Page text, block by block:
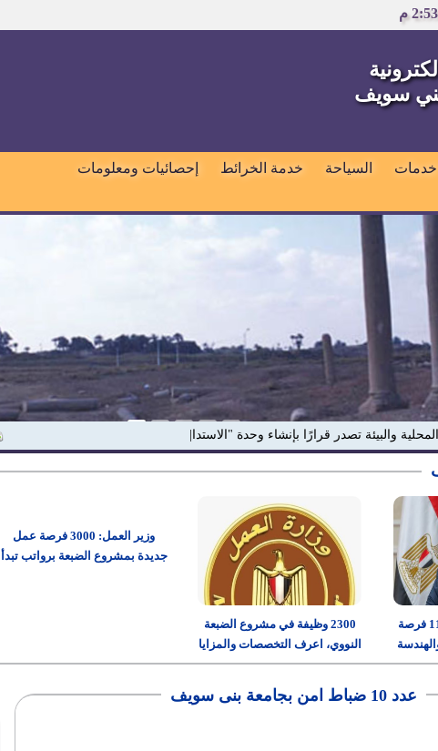
سويف
خدمات السياحة خدمة الخرائط إحصائيات ومعلومات
والبيئة تصدر قرارًا بإنشاء وحدة "الاستدامة والمسئولي|
وزير العمل يعلن عن 1100 فرصة
2300 وظيفة في مشروع الضبعة
النووي، اعرف التخصصات والمزايا
وطريقة التقديم
وزير العمل: 3000 فرصة عمل
جديدة بمشروع الضبعة برواتب تبدأ
عدد 10 ضباط امن بجامعة بنى سويف